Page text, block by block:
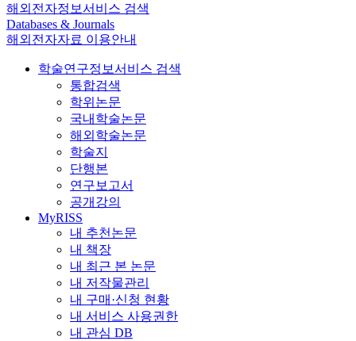
해외전자정보서비스 검색
Databases & Journals
해외전자자료 이용안내
학술연구정보서비스 검색
통합검색
학위논문
국내학술논문
해외학술논문
학술지
단행본
연구보고서
공개강의
MyRISS
내 추천논문
내 책장
내 최근 본 논문
내 저작물관리
내 구매·신청 현황
내 서비스 사용권한
내 관심 DB